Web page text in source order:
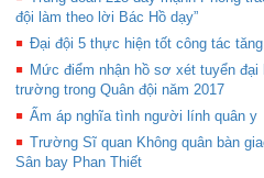
đội làm theo lời Bác Hồ dạy”
Đại đội 5 thực hiện tốt công tác
Mức điểm nhận hồ sơ xét tuyển
trường trong Quân đội năm 2017
Ấm áp nghĩa tình người lính quân y
Trường Sĩ quan Không quân bàn
Sân bay Phan Thiết